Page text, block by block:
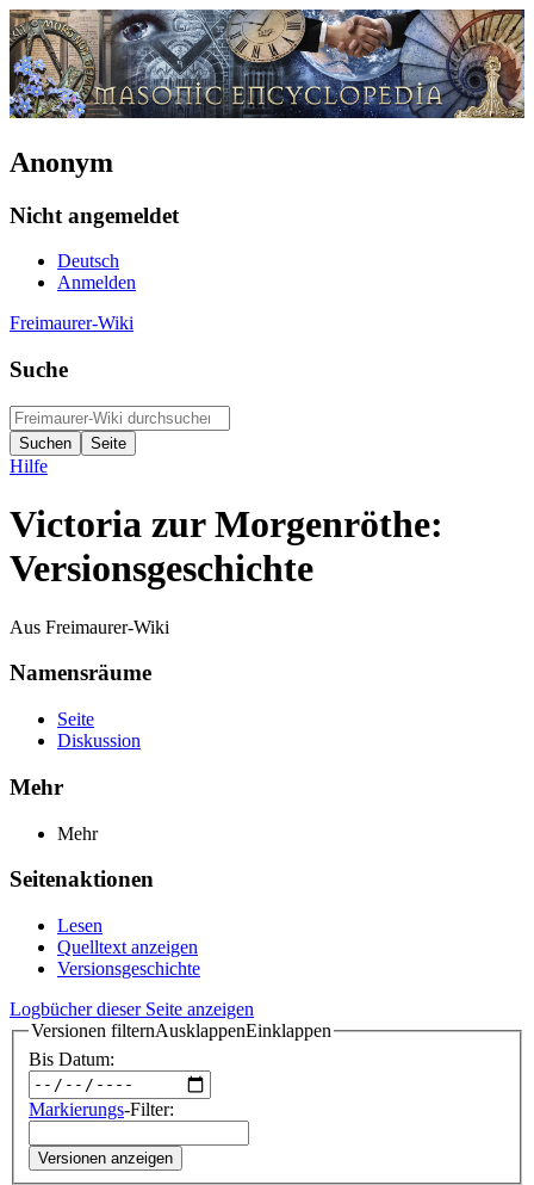
Anonym
Nicht angemeldet
Deutsch
Anmelden
Freimaurer-Wiki
Suche
Hilfe
Victoria zur Morgenröthe:
Versionsgeschichte
Aus Freimaurer-Wiki
Namensräume
Seite
Diskussion
Mehr
Mehr
Seitenaktionen
Lesen
Quelltext anzeigen
Versionsgeschichte
Logbücher dieser Seite anzeigen
Versionen filternAusklappenEinklappen
Bis Datum:
Markierungs-Filter:
Versionen anzeigen